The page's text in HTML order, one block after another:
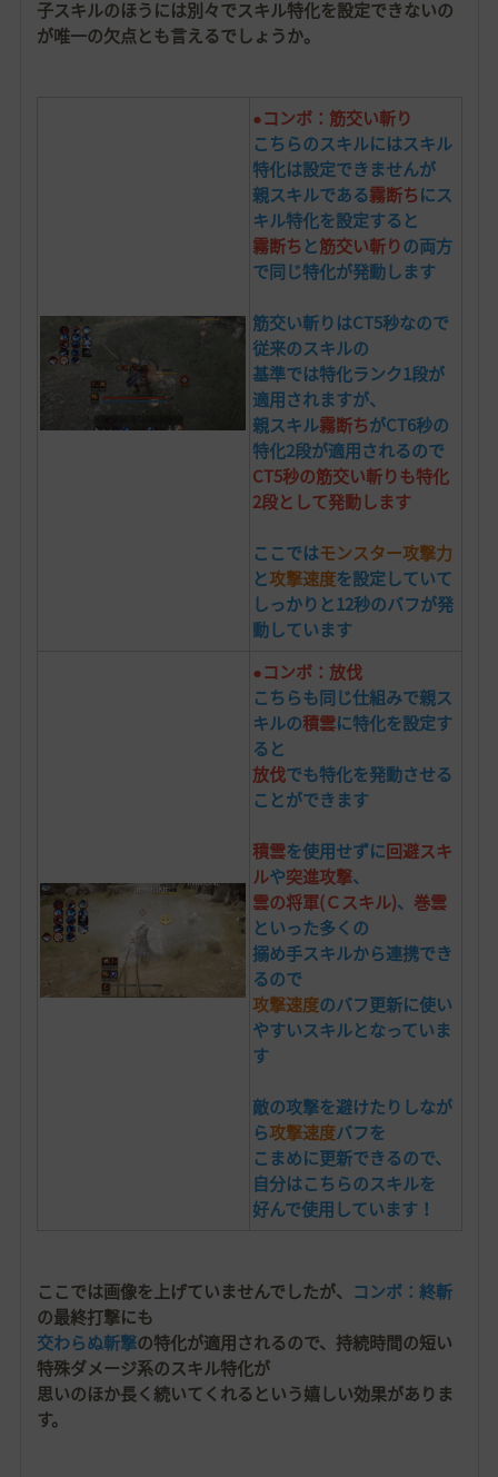
子スキルのほうには別々でスキル特化を設定できないの
が唯一の欠点とも言えるでしょうか。
●コンボ：筋交い斬り
こちらのスキルにはスキル
特化は設定できませんが
親スキルである霧断ちにス
キル特化を設定すると
霧断ち と筋交い斬りの両方
で同じ特化が発動します
筋交い斬りはCT5秒なので
従来のスキルの
基準では特化ランク1段が
適用されますが、
親スキル霧断ちがCT6秒の
特化2段が適用されるので
CT5秒の筋交い斬りも特化
2段として発動します
ここではモンスター攻撃力
と攻撃速度を設定していて
しっかりと12秒のバフが発
動しています
●コンボ：放伐
こちらも同じ仕組みで親ス
キルの積雲に特化を設定す
ると
放伐でも特化を発動させる
ことができます
積雲を使用せずに回避スキ
ルや突進攻撃、
雲の将軍(Ｃスキル)、 巻雲
といった多くの
搦め手スキルから連携でき
るので
攻撃速度のバフ更新に使い
やすいスキルとなっていま
す
敵の攻撃を避けたりしなが
ら攻撃速度バフを
こまめに更新できるので、
自分はこちらのスキルを
好んで使用しています！
ここでは画像を上げていませんでしたが、 コンボ：終斬
の最終打撃にも
交わらぬ斬撃の特化が適用されるので、持続時間の短い
特殊ダメージ系のスキル特化が
思いのほか長く続いてくれるという嬉しい効果がありま
す。